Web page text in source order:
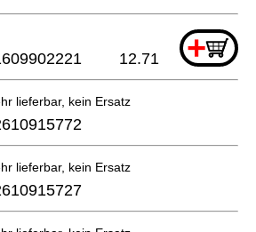
+
12.71
lieferbar, kein Ersatz
lieferbar, kein Ersatz